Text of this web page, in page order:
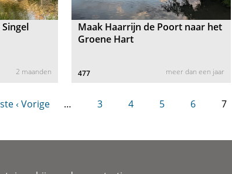
2 maanden
Maak Haarrijn de Poort naar het
Groene Hart
477 meer dan een jaar
‹ Vorige … 3 4 5 6 7